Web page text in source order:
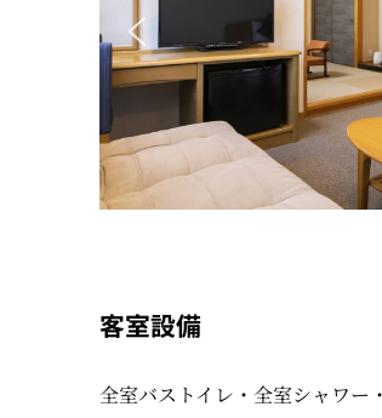
客室設備
全室バストイレ・全室シャワー